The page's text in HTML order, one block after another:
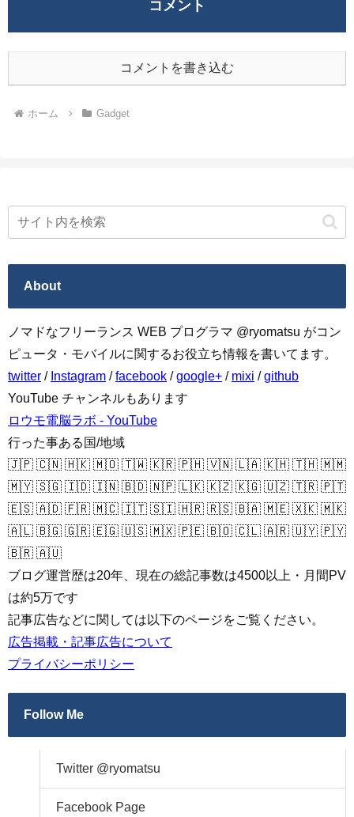
コメント
コメントを書き込む
ホーム Gadget
About
ノマドなフリーランス WEB プログラマ @ryomatsu がコン
ピュータ・モバイルに関するお役立ち情報を書いてます。
twitter / Instagram /facebook /google+ / mixi /github
YouTube チャンネルもあります
ロウモ電脳ラボ - YouTube
行った事ある国/地域
🇯🇵 🇨🇳 🇭🇰 🇲🇴 🇹🇼 🇰🇷 🇵🇭 🇻🇳 🇱🇦 🇰🇭 🇹🇭 🇲🇲
🇲🇾 🇸🇬 🇮🇩 🇮🇳 🇧🇩 🇳🇵 🇱🇰 🇰🇿 🇰🇬 🇺🇿 🇹🇷 🇵🇹
🇪🇸 🇦🇩 🇫🇷 🇲🇨 🇮🇹 🇸🇮 🇭🇷 🇷🇸 🇧🇦 🇲🇪 🇽🇰 🇲🇰
🇦🇱 🇧🇬 🇬🇷 🇪🇬 🇺🇸 🇲🇽 🇵🇪 🇧🇴 🇨🇱 🇦🇷 🇺🇾 🇵🇾
🇧🇷 🇦🇺
ブログ運営歴は20年、現在の総記事数は4500以上・月間PV
は約5万です
記事広告などに関しては以下のページをご覧ください。
広告掲載・記事広告について
プライバシーポリシー
Follow Me
Twitter @ryomatsu
Facebook Page